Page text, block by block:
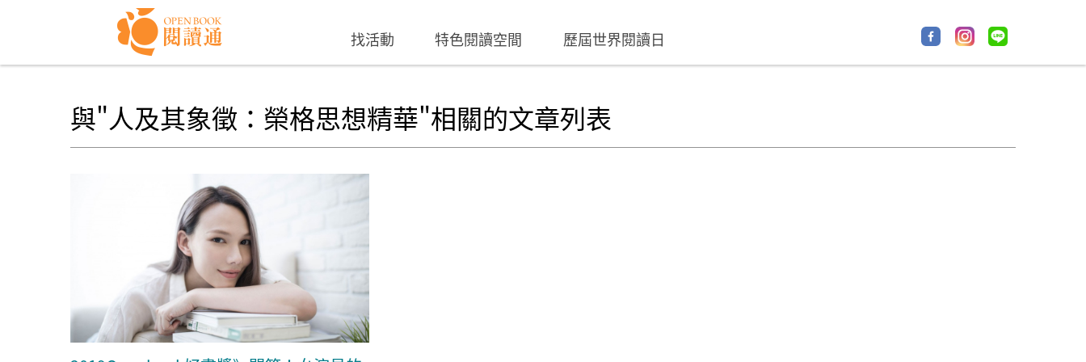
找活動 特色閱讀空間 歷屆世界閱讀日
與"人及其象徵：榮格思想精華"相關的文章列表